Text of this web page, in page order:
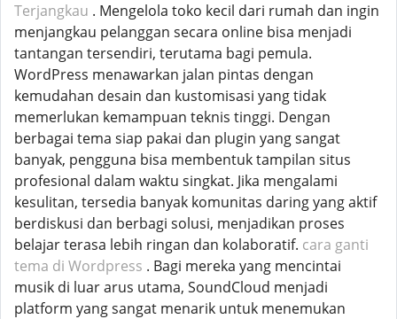
Terjangkau . Mengelola toko kecil dari rumah dan ingin
menjangkau pelanggan secara online bisa menjadi
tantangan tersendiri, terutama bagi pemula.
WordPress menawarkan jalan pintas dengan
kemudahan desain dan kustomisasi yang tidak
memerlukan kemampuan teknis tinggi. Dengan
berbagai tema siap pakai dan plugin yang sangat
banyak, pengguna bisa membentuk tampilan situs
profesional dalam waktu singkat. Jika mengalami
kesulitan, tersedia banyak komunitas daring yang aktif
berdiskusi dan berbagi solusi, menjadikan proses
belajar terasa lebih ringan dan kolaboratif. cara ganti
tema di Wordpress . Bagi mereka yang mencintai
musik di luar arus utama, SoundCloud menjadi
platform yang sangat menarik untuk menemukan